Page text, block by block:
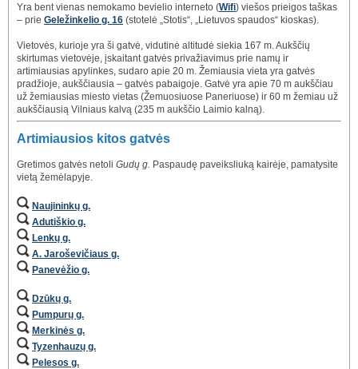
Yra bent vienas nemokamo bevielio interneto (Wifi) viešos prieigos taškas
– prie Geležinkelio g. 16 (stotelė „Stotis“, „Lietuvos spaudos“ kioskas).
Vietovės, kurioje yra ši gatvė, vidutinė altitudė siekia 167 m. Aukščių
skirtumas vietovėje, įskaitant gatvės privažiavimus prie namų ir
artimiausias apylinkes, sudaro apie 20 m. Žemiausia vieta yra gatvės
pradžioje, aukščiausia – gatvės pabaigoje. Gatvė yra apie 70 m aukščiau
už žemiausias miesto vietas (Žemuosiuose Paneriuose) ir 60 m žemiau už
aukščiausią Vilniaus kalvą (235 m aukščio Laimio kalną).
Artimiausios kitos gatvės
Gretimos gatvės netoli Gudų g. Paspaudę paveiksliuką kairėje, pamatysite
vietą žemėlapyje.
Naujininkų g.
Adutiškio g.
Lenkų g.
A. Jaroševičiaus g.
Panevėžio g.
Dzūkų g.
Pumpurų g.
Merkinės g.
Tyzenhauzų g.
Pelesos g.